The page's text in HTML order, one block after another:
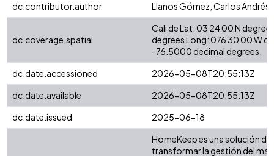
dc.contributor.author
Llanos Gómez, Carlos Andrés
dc.coverage.spatial
Cali de Lat: 03 24 00 N
degrees Long: 076 30 00 W
-76.5000 decimal degrees.
dc.date.accessioned
2026-05-08T20:55:13Z
dc.date.available
2026-05-08T20:55:13Z
dc.date.issued
2025-06-18
HomeKeep es una solución
transformar la gestión del